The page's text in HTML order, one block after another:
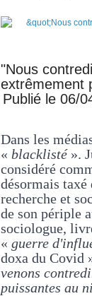
"Nous
extrêmement
Publié le 06/
Dans les
« blacklisté ».
considéré
désormais
recherche et
de son périple
sociologue,
« guerre
doxa du Covid
venons
puissantes au